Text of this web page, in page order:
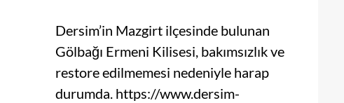
Dersim’in Mazgirt ilçesinde bulunan
Gölbağı Ermeni Kilisesi, bakımsızlık ve
restore edilmemesi nedeniyle harap
durumda. https://www.dersim-